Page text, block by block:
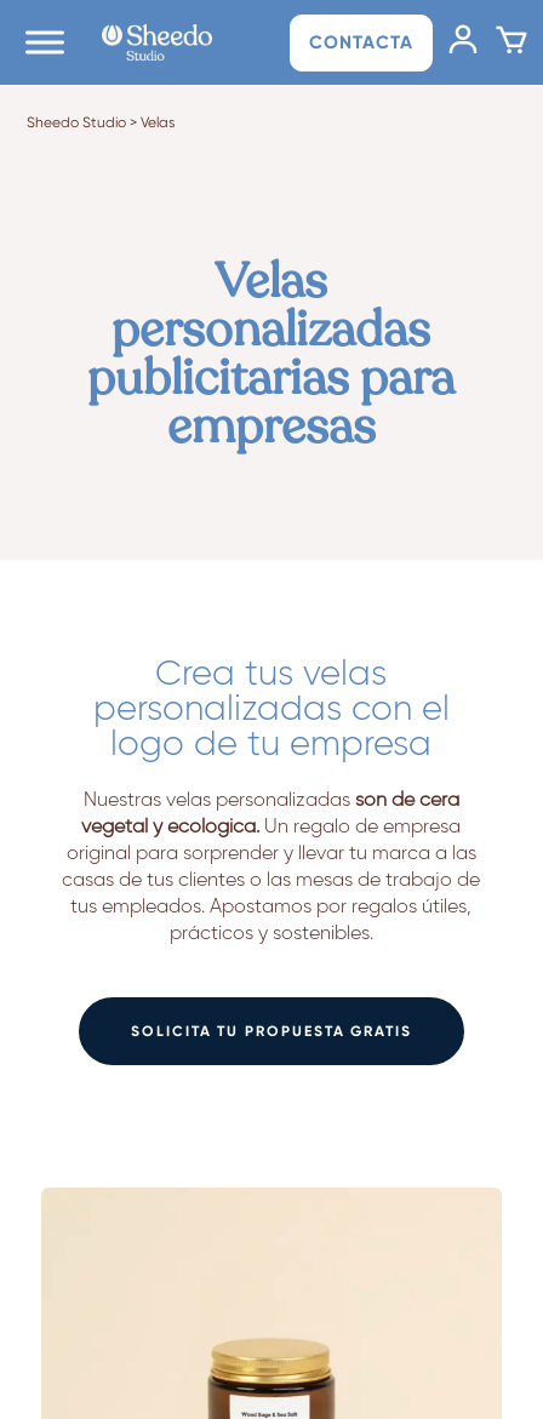
CONTACTA
Sheedo Studio >Velas
Velas
personalizadas
publicitarias para
empresas
Crea tus velas
personalizadas con el
logo de tu empresa
Nuestras velas personalizadas son de cera
vegetal y ecológica. Un regalo de empresa
original para sorprender y llevar tu marca a las
casas de tus clientes o las mesas de trabajo de
tus empleados. Apostamos por regalos útiles,
prácticos y sostenibles.
SOLICITA TU PROPUESTA GRATIS